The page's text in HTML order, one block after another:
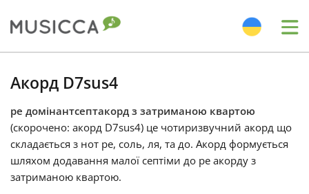
Български
Dansk
Акорд D7sus4
ре домінантсептакорд з затриманою квартою
(скорочено: акорд D7sus4) це чотиризвучний акорд що
складається з нот ре, соль, ля, та до. Акорд формується
шляхом додавання малої септіми до ре акорду з
затриманою квартою.